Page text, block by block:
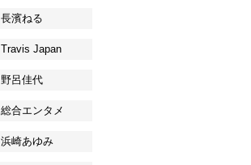
長濱ねる
Travis Japan
野呂佳代
総合エンタメ
浜崎あゆみ